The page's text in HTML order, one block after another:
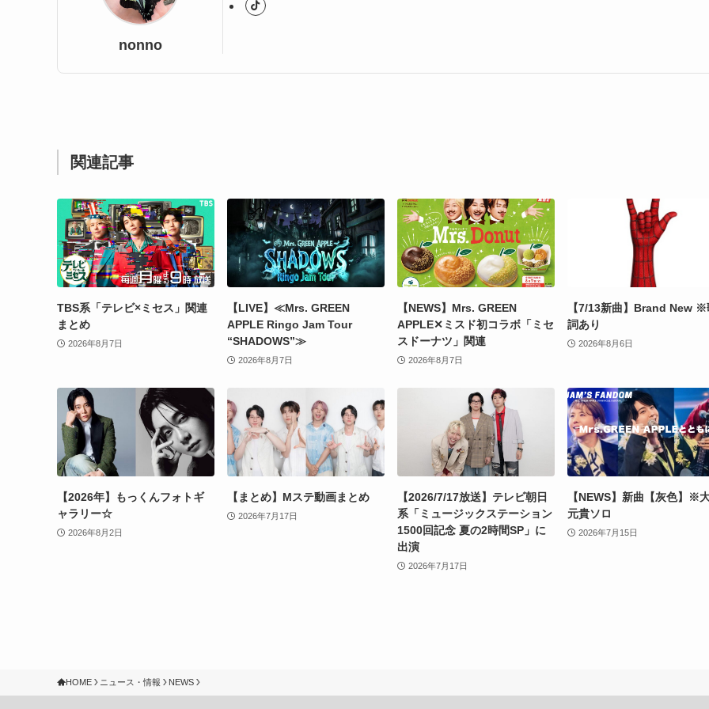
nonno
関連記事
TBS系「テレビ×ミセス」関連
まとめ
2026年8月7日
【LIVE】≪Mrs. GREEN
APPLE Ringo Jam Tour
“SHADOWS”≫
2026年8月7日
【NEWS】Mrs. GREEN
APPLE✕ミスド初コラボ「ミセ
スドーナツ」関連
2026年8月7日
【7/13新曲】Brand New ※
詞あり
2026年8月6日
【2026年】もっくんフォトギ
ャラリー☆
2026年8月2日
【まとめ】Mステ動画まとめ
2026年7月17日
【2026/7/17放送】テレビ朝日
系「ミュージックステーション
1500回記念 夏の2時間SP」に
出演
2026年7月17日
【NEWS】新曲【灰色】※
元貴ソロ
2026年7月15日
HOME ニュース・情報 NEWS